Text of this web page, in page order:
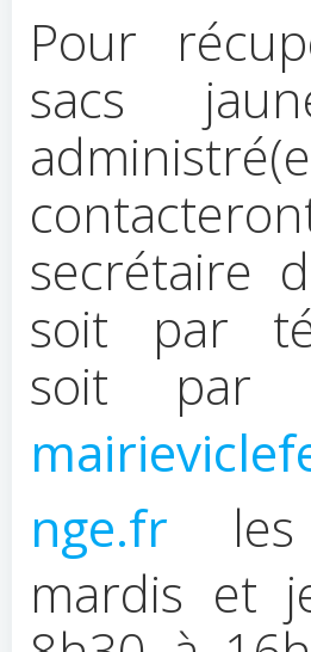
Pour
sacs
secrétaire
soit par
soit par
nge.fr les
mardis et